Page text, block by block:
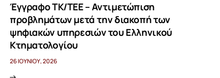
Έγγραφο ΤΚ/ΤΕΕ – Αντιμετώπιση
προβλημάτων μετά την διακοπή των
ψηφιακών υπηρεσιών του Ελληνικού
Κτηματολογίου
26 ΙΟΥΝΊΟΥ, 2026